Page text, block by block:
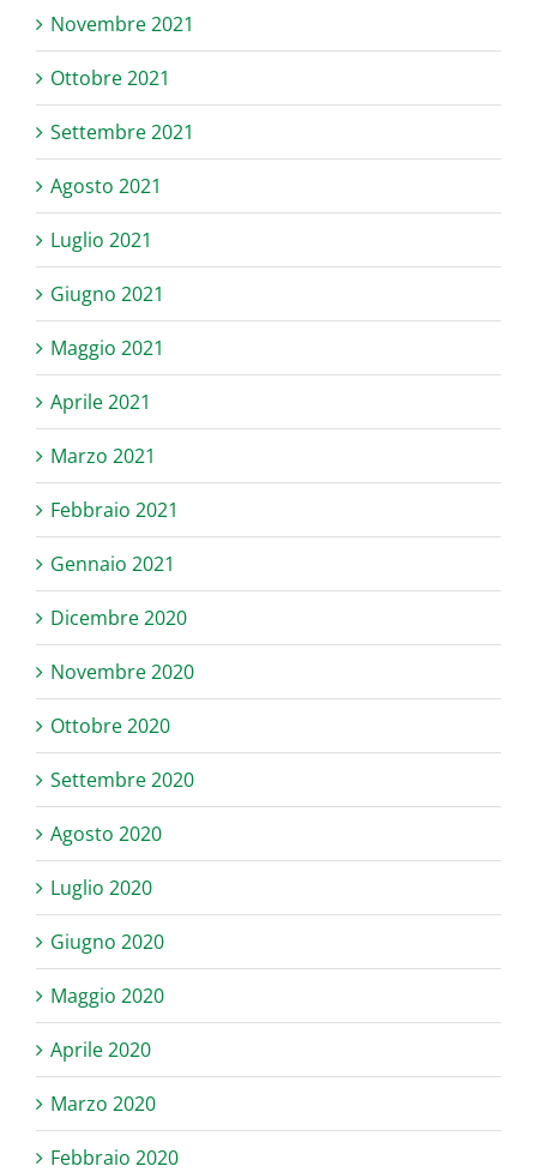
Novembre 2021
Ottobre 2021
Settembre 2021
Agosto 2021
Luglio 2021
Giugno 2021
Maggio 2021
Aprile 2021
Marzo 2021
Febbraio 2021
Gennaio 2021
Dicembre 2020
Novembre 2020
Ottobre 2020
Settembre 2020
Agosto 2020
Luglio 2020
Giugno 2020
Maggio 2020
Aprile 2020
Marzo 2020
Febbraio 2020